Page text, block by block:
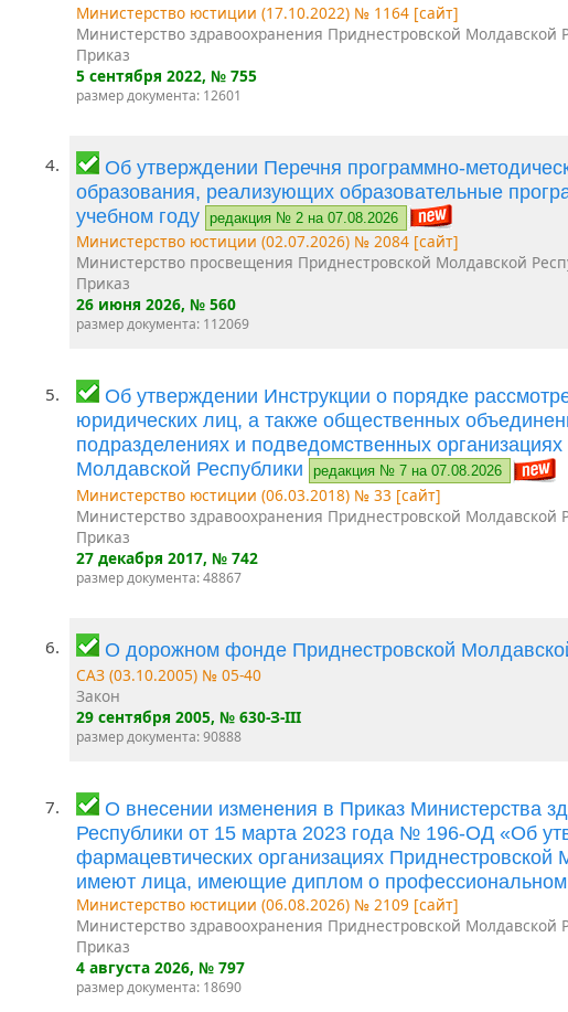
Министерство юстиции (17.10.2022) № 1164 [сайт]
Министерство здравоохранения Приднестровской Молдавской
Приказ
5 сентября 2022, № 755
размер документа: 12601
4.
Об утверждении Перечня программно-
образования, реализующих образовательные
учебном году
редакция № 2 на 07.08.2026
Министерство юстиции (02.07.2026) № 2084 [сайт]
Министерство просвещения Приднестровской Молдавской
Приказ
26 июня 2026, № 560
размер документа: 112069
5.
Об утверждении Инструкции о порядке
юридических лиц, а также общественных
подразделениях и подведомственных
Молдавской Республики
редакция № 7 на 07.08.2026
Министерство юстиции (06.03.2018) № 33 [сайт]
Министерство здравоохранения Приднестровской Молдавской
Приказ
27 декабря 2017, № 742
размер документа: 48867
6. О дорожном фонде Приднестровской
САЗ (03.10.2005) № 05-40
Закон
29 сентября 2005, № 630-З-III
размер документа: 90888
7.
О внесении изменения в Приказ Министерства
Республики от 15 марта 2023 года № 196-ОД «Об
фармацевтических организациях
имеют лица, имеющие диплом о
Министерство юстиции (06.08.2026) № 2109 [сайт]
Министерство здравоохранения Приднестровской Молдавской
Приказ
4 августа 2026, № 797
размер документа: 18690